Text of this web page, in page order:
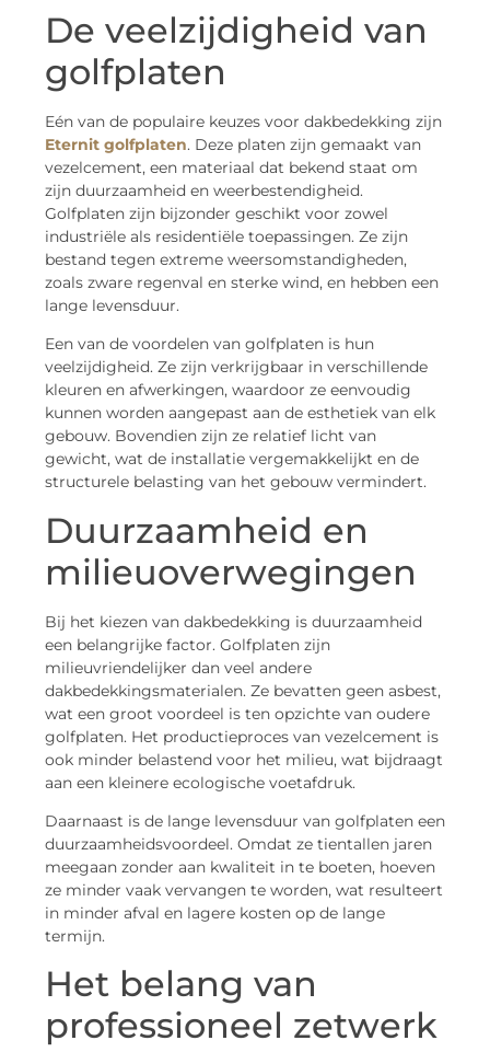
De veelzijdigheid van
golfplaten
Eén van de populaire keuzes voor dakbedekking zijn
Eternit golfplaten. Deze platen zijn gemaakt van
vezelcement, een materiaal dat bekend staat om
zijn duurzaamheid en weerbestendigheid.
Golfplaten zijn bijzonder geschikt voor zowel
industriële als residentiële toepassingen. Ze zijn
bestand tegen extreme weersomstandigheden,
zoals zware regenval en sterke wind, en hebben een
lange levensduur.
Een van de voordelen van golfplaten is hun
veelzijdigheid. Ze zijn verkrijgbaar in verschillende
kleuren en afwerkingen, waardoor ze eenvoudig
kunnen worden aangepast aan de esthetiek van elk
gebouw. Bovendien zijn ze relatief licht van
gewicht, wat de installatie vergemakkelijkt en de
structurele belasting van het gebouw vermindert.
Duurzaamheid en
milieuoverwegingen
Bij het kiezen van dakbedekking is duurzaamheid
een belangrijke factor. Golfplaten zijn
milieuvriendelijker dan veel andere
dakbedekkingsmaterialen. Ze bevatten geen asbest,
wat een groot voordeel is ten opzichte van oudere
golfplaten. Het productieproces van vezelcement is
ook minder belastend voor het milieu, wat bijdraagt
aan een kleinere ecologische voetafdruk.
Daarnaast is de lange levensduur van golfplaten een
duurzaamheidsvoordeel. Omdat ze tientallen jaren
meegaan zonder aan kwaliteit in te boeten, hoeven
ze minder vaak vervangen te worden, wat resulteert
in minder afval en lagere kosten op de lange
termijn.
Het belang van
professioneel zetwerk